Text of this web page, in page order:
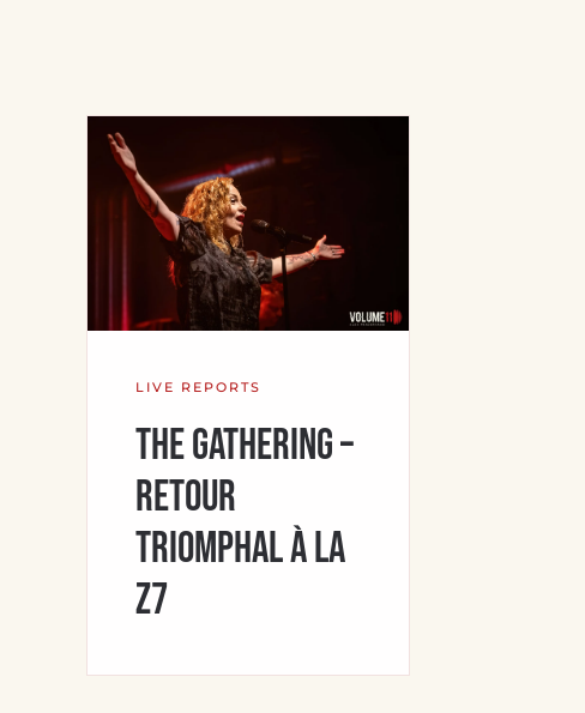
LIVE REPORTS
The Gathering –
Retour
triomphal à la
Z7